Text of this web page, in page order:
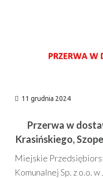
11 grudnia 2024
Przerwa w
Krasińskiego,
Miejskie
Komunalnej Sp. z o.o.